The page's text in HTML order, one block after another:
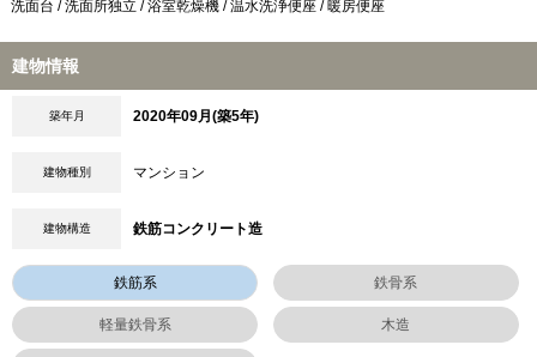
洗面台 / 洗面所独立 / 浴室乾燥機 / 温水洗浄便座 / 暖房便座
建物情報
築年月 2020年09月(築5年)
建物種別 マンション
建物構造 鉄筋コンクリート造
鉄筋系 鉄骨系
軽量鉄骨系 木造